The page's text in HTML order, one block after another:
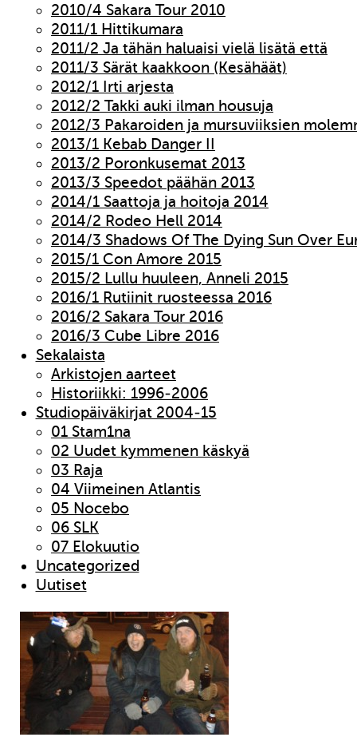
2010/4 Sakara Tour 2010
2011/1 Hittikumara
2011/2 Ja tähän haluaisi vielä lisätä että
2011/3 Särät kaakkoon (Kesähäät)
2012/1 Irti arjesta
2012/2 Takki auki ilman housuja
2012/3 Pakaroiden ja mursuviiksien
2013/1 Kebab Danger II
2013/2 Poronkusemat 2013
2013/3 Speedot päähän 2013
2014/1 Saattoja ja hoitoja 2014
2014/2 Rodeo Hell 2014
2014/3 Shadows Of The Dying Sun Over
2015/1 Con Amore 2015
2015/2 Lullu huuleen, Anneli 2015
2016/1 Rutiinit ruosteessa 2016
2016/2 Sakara Tour 2016
2016/3 Cube Libre 2016
Sekalaista
Arkistojen aarteet
Historiikki: 1996-2006
Studiopäiväkirjat 2004-15
01 Stam1na
02 Uudet kymmenen käskyä
03 Raja
04 Viimeinen Atlantis
05 Nocebo
06 SLK
07 Elokuutio
Uncategorized
Uutiset